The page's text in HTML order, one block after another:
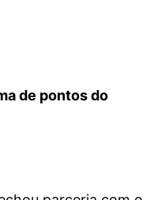
de pontos do